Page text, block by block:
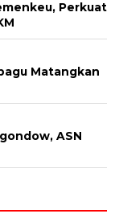
Perkuat
Matangkan
ASN